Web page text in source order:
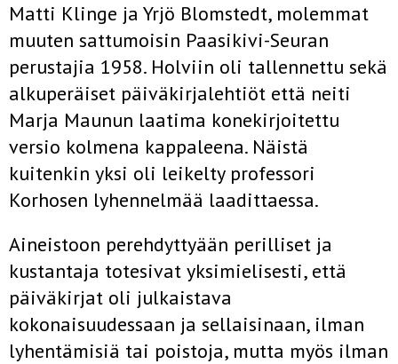
Matti Klinge ja Yrjö Blomstedt, molemmat
muuten sattumoisin Paasikivi-Seuran
perustajia 1958. Holviin oli tallennettu sekä
alkuperäiset päiväkirjalehtiöt että neiti
Marja Maunun laatima konekirjoitettu
versio kolmena kappaleena. Näistä
kuitenkin yksi oli leikelty professori
Korhosen lyhennelmää laadittaessa.
Aineistoon perehdyttyään perilliset ja
kustantaja totesivat yksimielisesti, että
päiväkirjat oli julkaistava
kokonaisuudessaan ja sellaisinaan, ilman
lyhentämisiä tai poistoja, mutta myös ilman